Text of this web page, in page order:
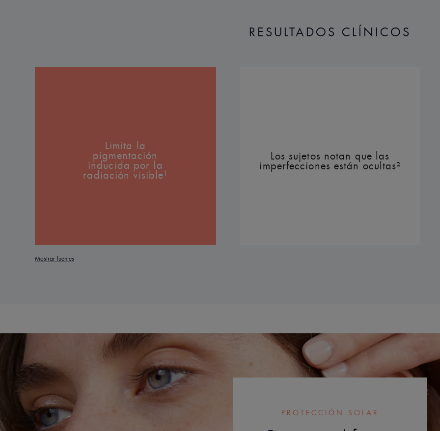
RESULTADOS CLÍNICOS
Limita la
pigmentación
inducida por la
radiación visible¹
Los sujetos notan que las
imperfecciones están ocultas²
Mostrar fuentes
PROTECCIÓN SOLAR